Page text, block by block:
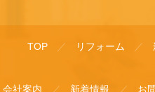
TOP リフォーム
会社案内 新着情報 お